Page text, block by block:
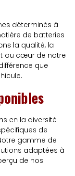
déterminés à
de batteries
la qualité, la
au cœur de notre
que
en la diversité
de
gamme de
adaptées à
de nos